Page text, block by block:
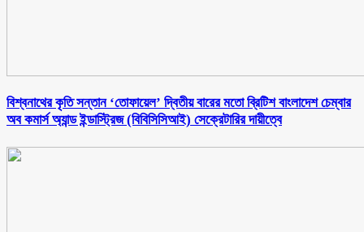
বিশ্বনাথের কৃতি সন্তান ‘তোফায়েল’ দ্বিতীয় বারের মতো ব্রিটিশ বাংলাদেশ চেম্বার
অব কমার্স অ্যান্ড ইন্ডাস্ট্রিজ (বিবিসিসিআই) সেক্রেটারির দায়ীত্বে